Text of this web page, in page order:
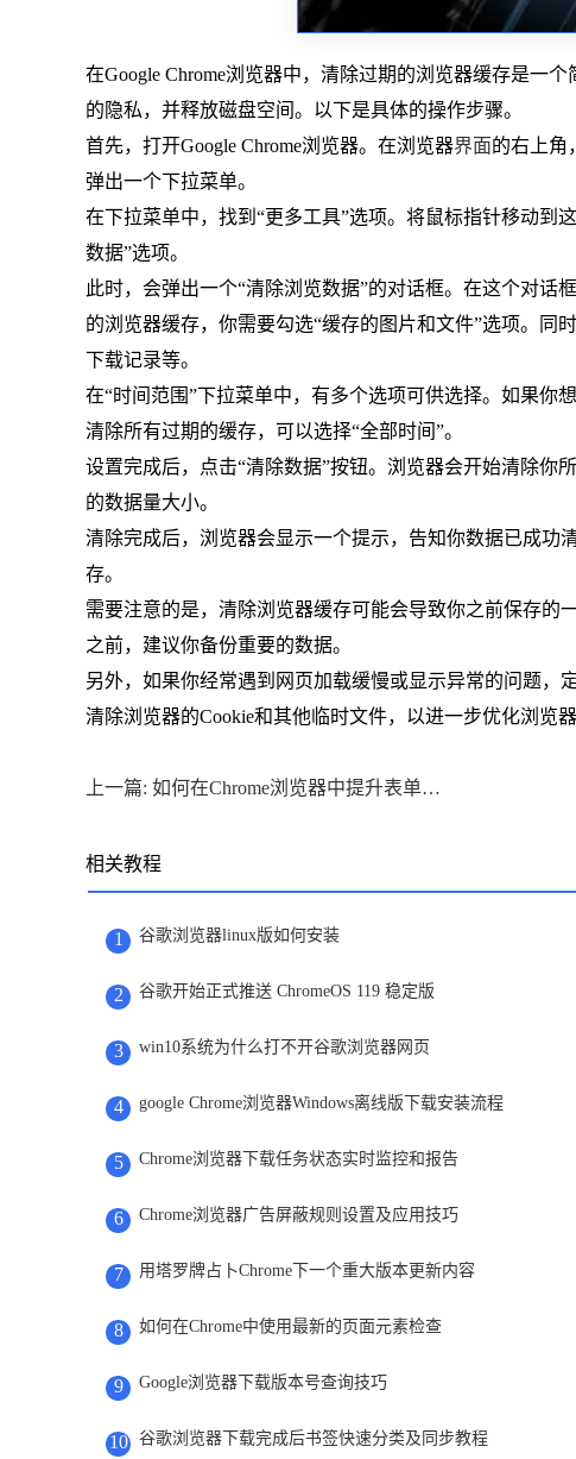
在Google Chrome浏览器中，清除过期的浏览器缓存是一
的隐私，并释放磁盘空间。以下是具体的操作步骤。
首先，打开Google Chrome浏览器。在浏览器界面的右上角
弹出一个下拉菜单。
在下拉菜单中，找到“更多工具”选项。将鼠标指针移动到
数据”选项。
此时，会弹出一个“清除浏览数据”的对话框。在这个对话
的浏览器缓存，你需要勾选“缓存的图片和文件”选项。同
下载记录等。
在“时间范围”下拉菜单中，有多个选项可供选择。如果你
清除所有过期的缓存，可以选择“全部时间”。
设置完成后，点击“清除数据”按钮。浏览器会开始清除你
的数据量大小。
清除完成后，浏览器会显示一个提示，告知你数据已成功
存。
需要注意的是，清除浏览器缓存可能会导致你之前保存的
之前，建议你备份重要的数据。
另外，如果你经常遇到网页加载缓慢或显示异常的问题，
清除浏览器的Cookie和其他临时文件，以进一步优化浏览器
上一篇: 如何在Chrome浏览器中提升表单加载速度
相关教程
1 谷歌浏览器linux版如何安装
2 谷歌开始正式推送 ChromeOS 119 稳定版
3 win10系统为什么打不开谷歌浏览器网页
4 google Chrome浏览器Windows离线版下载安装流程
5 Chrome浏览器下载任务状态实时监控和报告
6 Chrome浏览器广告屏蔽规则设置及应用技巧
7 用塔罗牌占卜Chrome下一个重大版本更新内容
8 如何在Chrome中使用最新的页面元素检查
9 Google浏览器下载版本号查询技巧
10 谷歌浏览器下载完成后书签快速分类及同步教程